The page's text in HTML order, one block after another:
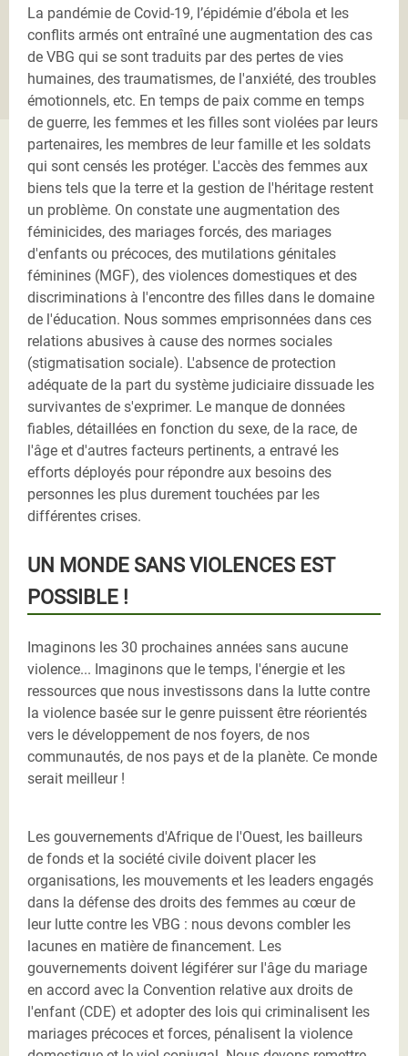
La pandémie de Covid-19, l’épidémie d’ébola et les
conflits armés ont entraîné une augmentation des cas
de VBG qui se sont traduits par des pertes de vies
humaines, des traumatismes, de l'anxiété, des troubles
émotionnels, etc. En temps de paix comme en temps
de guerre, les femmes et les filles sont violées par leurs
partenaires, les membres de leur famille et les soldats
qui sont censés les protéger. L'accès des femmes aux
biens tels que la terre et la gestion de l'héritage restent
un problème. On constate une augmentation des
féminicides, des mariages forcés, des mariages
d'enfants ou précoces, des mutilations génitales
féminines (MGF), des violences domestiques et des
discriminations à l'encontre des filles dans le domaine
de l'éducation. Nous sommes emprisonnées dans ces
relations abusives à cause des normes sociales
(stigmatisation sociale). L'absence de protection
adéquate de la part du système judiciaire dissuade les
survivantes de s'exprimer. Le manque de données
fiables, détaillées en fonction du sexe, de la race, de
l'âge et d'autres facteurs pertinents, a entravé les
efforts déployés pour répondre aux besoins des
personnes les plus durement touchées par les
différentes crises.
UN MONDE SANS VIOLENCES EST
POSSIBLE !
Imaginons les 30 prochaines années sans aucune
violence... Imaginons que le temps, l'énergie et les
ressources que nous investissons dans la lutte contre
la violence basée sur le genre puissent être réorientés
vers le développement de nos foyers, de nos
communautés, de nos pays et de la planète. Ce monde
serait meilleur !
Les gouvernements d'Afrique de l'Ouest, les bailleurs
de fonds et la société civile doivent placer les
organisations, les mouvements et les leaders engagés
dans la défense des droits des femmes au cœur de
leur lutte contre les VBG : nous devons combler les
lacunes en matière de financement. Les
gouvernements doivent légiférer sur l'âge du mariage
en accord avec la Convention relative aux droits de
l'enfant (CDE) et adopter des lois qui criminalisent les
mariages précoces et forces, pénalisent la violence